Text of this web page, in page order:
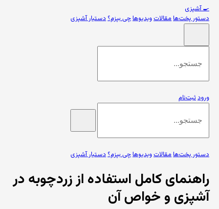
🍳آشپزی
دستور پخت‌هامقالاتویدیوهاچی بپزم؟دستیار آشپزی
ورودثبت‌نام
دستور پخت‌هامقالاتویدیوهاچی بپزم؟دستیار آشپزی
راهنمای کامل استفاده از زردچوبه در
آشپزی و خواص آن